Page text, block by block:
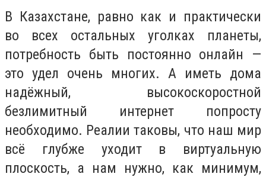
В Казахстане, равно как и практически
во всех остальных уголках планеты,
потребность быть постоянно онлайн —
это удел очень многих. А иметь дома
надёжный, высокоскоростной
безлимитный интернет попросту
необходимо. Реалии таковы, что наш мир
всё глубже уходит в виртуальную
плоскость, а нам нужно, как минимум,